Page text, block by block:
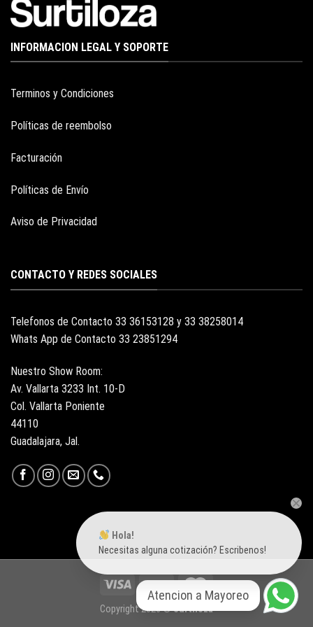
INFORMACION LEGAL Y SOPORTE
Terminos y Condiciones
Políticas de reembolso
Facturación
Políticas de Envío
Aviso de Privacidad
CONTACTO Y REDES SOCIALES
Telefonos de Contacto 33 36153128 y 33 38258014
Whats App de Contacto 33 23851294
Nuestro Show Room:
Av. Vallarta 3233 Int. 10-D
Col. Vallarta Poniente
44110
Guadalajara, Jal.
Copyright 2026 ©Surtiloza
Hola!
Necesitas alguna cotización? Escribenos!
Atencion a Mayoreo